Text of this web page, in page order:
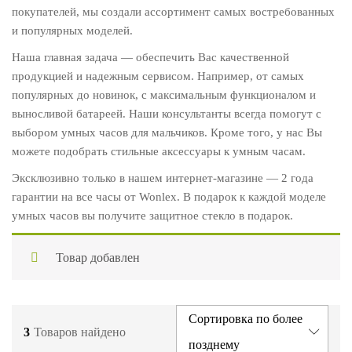
покупателей, мы создали ассортимент самых востребованных
и популярных моделей.
Наша главная задача — обеспечить Вас качественной
продукцией и надежным сервисом. Например, от самых
популярных до новинок, с максимальным функционалом и
выносливой батареей. Наши консультанты всегда помогут с
выбором умных часов для мальчиков. Кроме того, у нас Вы
можете подобрать стильные аксессуары к умным часам.
Эксклюзивно только в нашем интернет-магазине — 2 года
гарантии на все часы от Wonlex. В подарок к каждой моделе
умных часов вы получите защитное стекло в подарок.
Товар добавлен
3 Товаров найдено
Сортировка по более
позднему